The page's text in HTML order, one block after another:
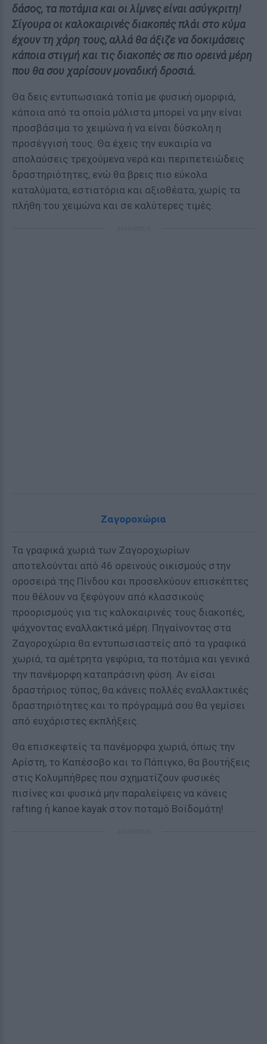
δάσος, τα ποτάμια και οι λίμνες είναι ασύγκριτη!
Σίγουρα οι καλοκαιρινές διακοπές πλάι στο κύμα
έχουν τη χάρη τους, αλλά θα άξιζε να δοκιμάσεις
κάποια στιγμή και τις διακοπές σε πιο ορεινά μέρη
που θα σου χαρίσουν μοναδική δροσιά.
Θα δεις εντυπωσιακά τοπία με φυσική ομορφιά,
κάποια από τα οποία μάλιστα μπορεί να μην είναι
προσβάσιμα το χειμώνα ή να είναι δύσκολη η
προσέγγισή τους. Θα έχεις την ευκαιρία να
απολαύσεις τρεχούμενα νερά και περιπετειώδεις
δραστηριότητες, ενώ θα βρεις πιο εύκολα
καταλύματα, εστιατόρια και αξιοθέατα, χωρίς τα
πλήθη του χειμώνα και σε καλύτερες τιμές.
Ζαγοροχώρια
Τα γραφικά χωριά των Ζαγοροχωρίων
αποτελούνται από 46 ορεινούς οικισμούς στην
οροσειρά της Πίνδου και προσελκύουν επισκέπτες
που θέλουν να ξεφύγουν από κλασσικούς
προορισμούς για τις καλοκαιρινές τους διακοπές,
ψάχνοντας εναλλακτικά μέρη. Πηγαίνοντας στα
Ζαγοροχώρια θα εντυπωσιαστείς από τα γραφικά
χωριά, τα αμέτρητα γεφύρια, τα ποτάμια και γενικά
την πανέμορφη καταπράσινη φύση. Αν είσαι
δραστήριος τύπος, θα κάνεις πολλές εναλλακτικές
δραστηριότητες και το πρόγραμμά σου θα γεμίσει
από ευχάριστες εκπλήξεις.
Θα επισκεφτείς τα πανέμορφα χωριά, όπως την
Αρίστη, το Καπέσοβο και το Πάπιγκο, θα βουτήξεις
στις Κολυμπήθρες που σχηματίζουν φυσικές
πισίνες και φυσικά μην παραλείψεις να κάνεις
rafting ή kanoe kayak στον ποταμό Βοϊδομάτη!